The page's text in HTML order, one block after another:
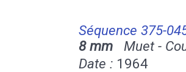
Séquence 375-
8 mm Muet -
Date : 1964